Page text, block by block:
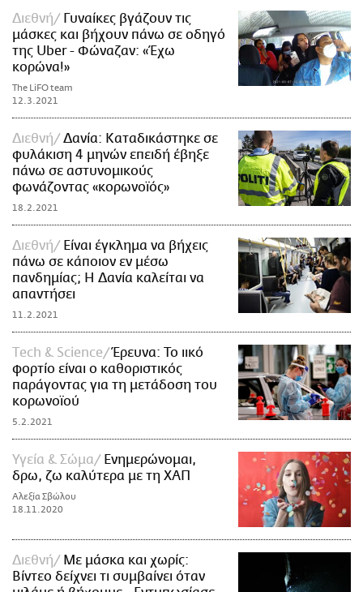
Διεθνή
Γυναίκες βγάζουν τις
μάσκες και βήχουν πάνω σε οδηγό
της Uber - Φώναζαν: «Έχω
κορώνα!»
The LiFO team
12.3.2021
Διεθνή
Δανία: Καταδικάστηκε σε
φυλάκιση 4 μηνών επειδή έβηξε
πάνω σε αστυνομικούς
φωνάζοντας «κορωνοϊός»
18.2.2021
Διεθνή
Είναι έγκλημα να βήχεις
πάνω σε κάποιον εν μέσω
πανδημίας; Η Δανία καλείται να
απαντήσει
11.2.2021
Τech & Science
Έρευνα: Το ιικό
φορτίο είναι o καθοριστικός
παράγοντας για τη μετάδοση του
κορωνοϊού
5.2.2021
Υγεία & Σώμα
Ενημερώνομαι,
δρω, ζω καλύτερα με τη ΧΑΠ
Αλεξία Σβώλου
18.11.2020
Διεθνή
Με μάσκα και χωρίς:
Βίντεο δείχνει τι συμβαίνει όταν